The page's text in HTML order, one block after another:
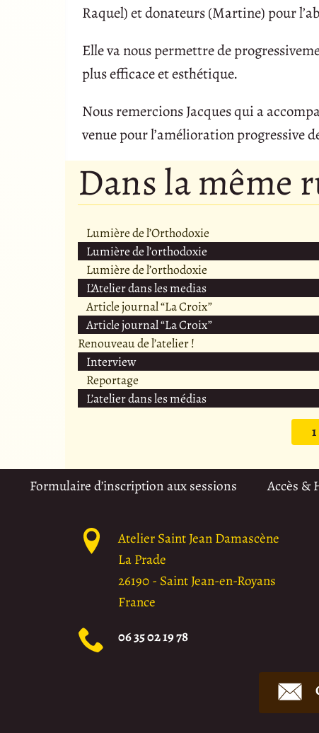
Raquel) et donateurs (Martine) pour
Elle va nous permettre de
plus efficace et esthétique.
Nous remercions Jacques qui a
venue pour l’amélioration progressive
Dans la même
Lumière de l’Orthodoxie
Lumière de l’orthodoxie
Lumière de l’orthodoxie
L’Atelier dans les medias
Article journal “La Croix”
Article journal “La Croix”
Renouveau de l’atelier !
Interview
Reportage
L’atelier dans les médias
1
Formulaire d’inscription aux sessions Accès &
Atelier Saint Jean Damascène
La Prade
26190- Saint Jean-en-Royans
France
06 35 02 19 78